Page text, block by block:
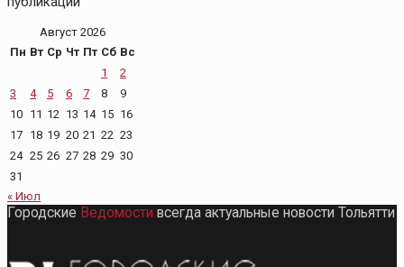
Август 2026
Пн Вт Ср Чт Пт Сб Вс
1
2
3
4 5 6 7 8
9
10 11 12 13 14 15 16
17 18 19 20 21 22 23
24 25 26 27 28 29 30
31
« Июл
Городские Ведомости всегда актуальные новости Тольятти